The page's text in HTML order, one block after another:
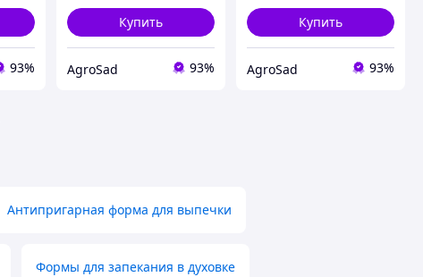
93%
Купить
AgroSad 93%
Купить
AgroSad 93%
Антипригарная форма для выпечки
Формы для запекания в духовке